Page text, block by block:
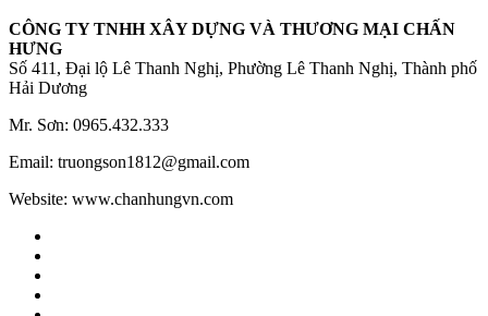
CÔNG TY TNHH XÂY DỰNG VÀ THƯƠNG MẠI CHẤN
HƯNG
Số 411, Đại lộ Lê Thanh Nghị, Phường Lê Thanh Nghị, Thành phố
Hải Dương
Mr. Sơn: 0965.432.333
Email: truongson1812@gmail.com
Website: www.chanhungvn.com